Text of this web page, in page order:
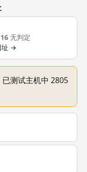
16 无判定
址 →
测试主机中 2805